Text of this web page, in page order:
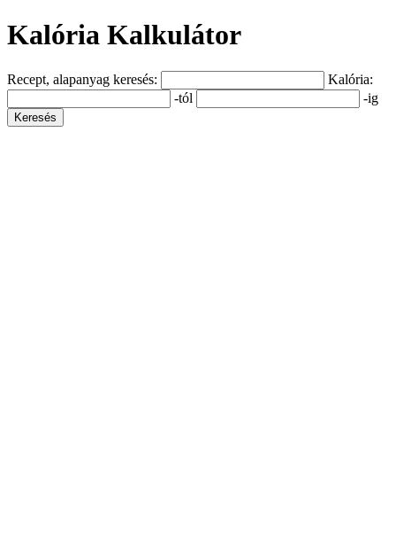
Kalória Kalkulátor
Recept, alapanyag keresés:
Kalória:
-tól
-ig